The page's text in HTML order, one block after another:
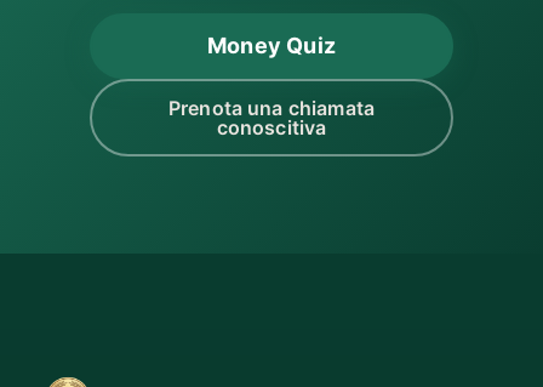
Money Quiz
Prenota una chiamata
conoscitiva